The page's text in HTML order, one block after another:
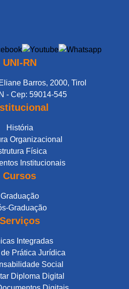
UNI-RN
Barros, 2000, Tirol
- Cep: 59014-545
História
Organizacional
Física
Institucionais
Cursos
Graduação
Graduação
Serviços
Integradas
Prática Jurídica
Social
Diploma Digital